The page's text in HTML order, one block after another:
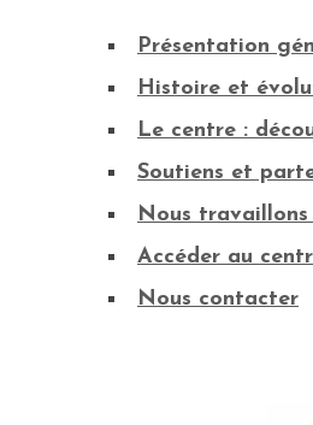
Présentation
Histoire et
Le centre :
Soutiens et
Nous travaillons
Accéder au
Nous contacter